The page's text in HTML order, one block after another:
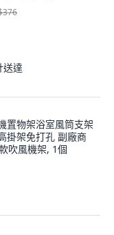
送達
置物架浴室風筒支架
掛架免打孔 副廠商
吹風機架, 1個